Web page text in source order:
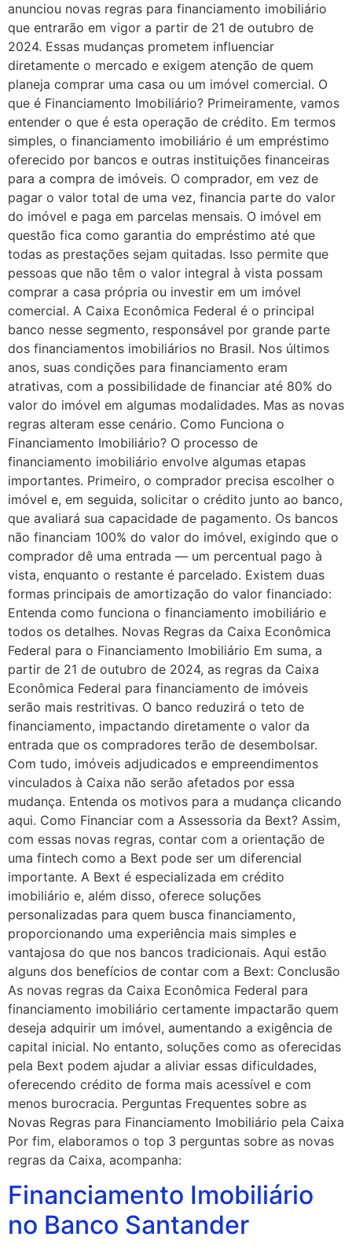
anunciou novas regras para financiamento imobiliário
que entrarão em vigor a partir de 21 de outubro de
2024. Essas mudanças prometem influenciar
diretamente o mercado e exigem atenção de quem
planeja comprar uma casa ou um imóvel comercial. O
que é Financiamento Imobiliário? Primeiramente, vamos
entender o que é esta operação de crédito. Em termos
simples, o financiamento imobiliário é um empréstimo
oferecido por bancos e outras instituições financeiras
para a compra de imóveis. O comprador, em vez de
pagar o valor total de uma vez, financia parte do valor
do imóvel e paga em parcelas mensais. O imóvel em
questão fica como garantia do empréstimo até que
todas as prestações sejam quitadas. Isso permite que
pessoas que não têm o valor integral à vista possam
comprar a casa própria ou investir em um imóvel
comercial. A Caixa Econômica Federal é o principal
banco nesse segmento, responsável por grande parte
dos financiamentos imobiliários no Brasil. Nos últimos
anos, suas condições para financiamento eram
atrativas, com a possibilidade de financiar até 80% do
valor do imóvel em algumas modalidades. Mas as novas
regras alteram esse cenário. Como Funciona o
Financiamento Imobiliário? O processo de
financiamento imobiliário envolve algumas etapas
importantes. Primeiro, o comprador precisa escolher o
imóvel e, em seguida, solicitar o crédito junto ao banco,
que avaliará sua capacidade de pagamento. Os bancos
não financiam 100% do valor do imóvel, exigindo que o
comprador dê uma entrada — um percentual pago à
vista, enquanto o restante é parcelado. Existem duas
formas principais de amortização do valor financiado:
Entenda como funciona o financiamento imobiliário e
todos os detalhes. Novas Regras da Caixa Econômica
Federal para o Financiamento Imobiliário Em suma, a
partir de 21 de outubro de 2024, as regras da Caixa
Econômica Federal para financiamento de imóveis
serão mais restritivas. O banco reduzirá o teto de
financiamento, impactando diretamente o valor da
entrada que os compradores terão de desembolsar.
Com tudo, imóveis adjudicados e empreendimentos
vinculados à Caixa não serão afetados por essa
mudança. Entenda os motivos para a mudança clicando
aqui. Como Financiar com a Assessoria da Bext? Assim,
com essas novas regras, contar com a orientação de
uma fintech como a Bext pode ser um diferencial
importante. A Bext é especializada em crédito
imobiliário e, além disso, oferece soluções
personalizadas para quem busca financiamento,
proporcionando uma experiência mais simples e
vantajosa do que nos bancos tradicionais. Aqui estão
alguns dos benefícios de contar com a Bext: Conclusão
As novas regras da Caixa Econômica Federal para
financiamento imobiliário certamente impactarão quem
deseja adquirir um imóvel, aumentando a exigência de
capital inicial. No entanto, soluções como as oferecidas
pela Bext podem ajudar a aliviar essas dificuldades,
oferecendo crédito de forma mais acessível e com
menos burocracia. Perguntas Frequentes sobre as
Novas Regras para Financiamento Imobiliário pela Caixa
Por fim, elaboramos o top 3 perguntas sobre as novas
regras da Caixa, acompanha:
Financiamento Imobiliário
no Banco Santander